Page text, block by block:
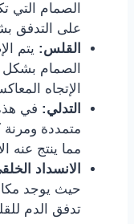
الصمام التي
على التدفق
القلس: يتم
الصمام بشكل
الإتجاه
التدلي: في
متمددة
مما ينتج عنه
الانسداد
حيث يوجد
تدفق الدم